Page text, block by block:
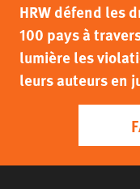
HRW défend les
100 pays à
lumière les
leurs auteurs en